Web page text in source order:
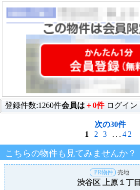
登録件数:1260件会員は ＋0件 ログイン
次の30件
1
2 3 ...42
こちらの物件も見てみませんか？
PR物件 売地
渋谷区 上原１丁目